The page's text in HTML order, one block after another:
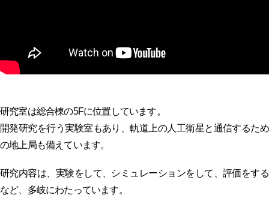
研究室は総合棟の5Fに位置しています。
開発研究を行う実験室もあり、軌道上の人工衛星と通信するため
の地上局も備えています。
研究内容は、実験をして、シミュレーションをして、評価をする
など、多岐にわたっています。